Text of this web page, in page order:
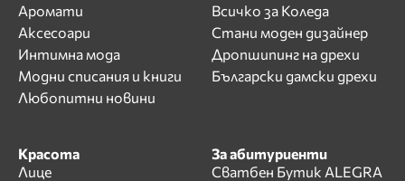
Аромати
Аксесоари
Интимна мода
Модни списания и книги
Любопитни новини
Всичко за Коледа
Стани моден дизайнер
Дропшипинг на дрехи
Български дамски дрехи
Красота
Лице
За абитуриенти
Сватбен Бутик ALEGRA